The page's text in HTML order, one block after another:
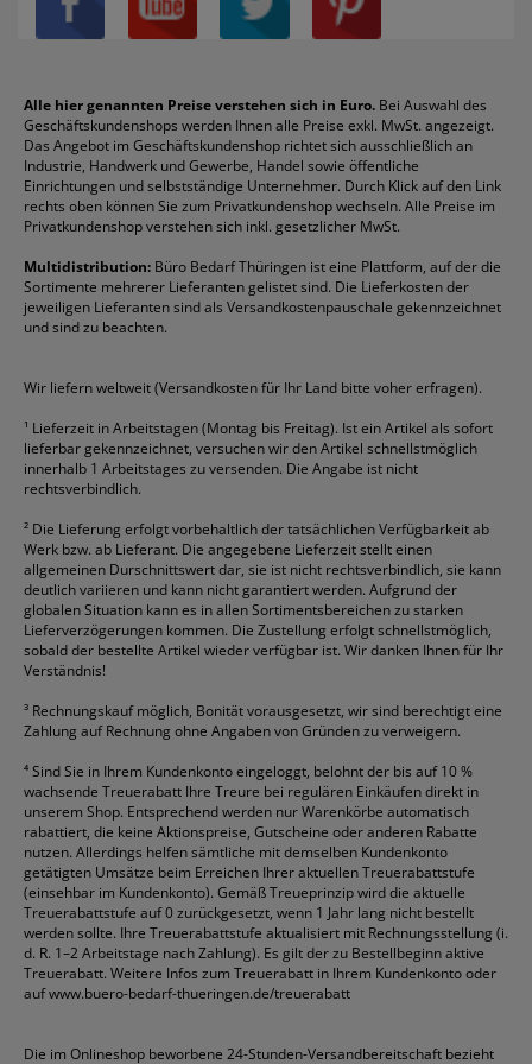
Über uns
Reklamation / Retouren
Vertrag widerrufen (Privatkunden)
Rabatte & Aktionen
Boardmarker
Briefumschläge
Druckerpatronen
Etiketten
Fineliner
Folienschreiber
Formulare
Gelschreiber
Geschäftsbücher
Klebeband
Klemmmappen
Kopierpapier
Korrekturmittel
Kugelschreiber
Mappen
Ordner
Packband
Permanentmarker
Sichthüllen
Taschenrechner
Textmarker
Tintenroller
Tintenpatronen
Toilettenpapier
Toner
Versandmaterial
Versandtaschen
Canon
Durable
DYMO
Edding
Esselte
Faber-Castell
Fellowes
Franken
Fripa
HP
Melitta
Pentel
Pelikan
Pilot
Pritt
Schneider
Stabilo
Staedtler
alle Marken anzeigen
Alle hier genannten Preise verstehen sich in Euro. Bei Auswahl des
Geschäftskundenshops werden Ihnen alle Preise exkl. MwSt. angezeigt.
Das Angebot im Geschäftskundenshop richtet sich ausschließlich an
Industrie, Handwerk und Gewerbe, Handel sowie öffentliche
Einrichtungen und selbstständige Unternehmer. Durch Klick auf den Link
rechts oben können Sie zum Privatkundenshop wechseln. Alle Preise im
Privatkundenshop verstehen sich inkl. gesetzlicher MwSt.
Multidistribution: Büro Bedarf Thüringen ist eine Plattform, auf der die
Sortimente mehrerer Lieferanten gelistet sind. Die Lieferkosten der
jeweiligen Lieferanten sind als Versandkostenpauschale gekennzeichnet
und sind zu beachten.
Wir liefern weltweit (Versandkosten für Ihr Land bitte voher erfragen).
¹ Lieferzeit in Arbeitstagen (Montag bis Freitag). Ist ein Artikel als sofort
lieferbar gekennzeichnet, versuchen wir den Artikel schnellstmöglich
innerhalb 1 Arbeitstages zu versenden. Die Angabe ist nicht
rechtsverbindlich.
² Die Lieferung erfolgt vorbehaltlich der tatsächlichen Verfügbarkeit ab
Werk bzw. ab Lieferant. Die angegebene Lieferzeit stellt einen
allgemeinen Durschnittswert dar, sie ist nicht rechtsverbindlich, sie kann
deutlich variieren und kann nicht garantiert werden. Aufgrund der
globalen Situation kann es in allen Sortimentsbereichen zu starken
Lieferverzögerungen kommen. Die Zustellung erfolgt schnellstmöglich,
sobald der bestellte Artikel wieder verfügbar ist. Wir danken Ihnen für Ihr
Verständnis!
³ Rechnungskauf möglich, Bonität vorausgesetzt, wir sind berechtigt eine
Zahlung auf Rechnung ohne Angaben von Gründen zu verweigern.
⁴Sind Sie in Ihrem Kundenkonto eingeloggt, belohnt der bis auf 10 %
wachsende Treuerabatt Ihre Treure bei regulären Einkäufen direkt in
unserem Shop. Entsprechend werden nur Warenkörbe automatisch
rabattiert, die keine Aktionspreise, Gutscheine oder anderen Rabatte
nutzen. Allerdings helfen sämtliche mit demselben Kundenkonto
getätigten Umsätze beim Erreichen Ihrer aktuellen Treuerabattstufe
(einsehbar im Kundenkonto). Gemäß Treueprinzip wird die aktuelle
Treuerabattstufe auf 0 zurückgesetzt, wenn 1 Jahr lang nicht bestellt
werden sollte. Ihre Treuerabattstufe aktualisiert mit Rechnungsstellung (i.
d. R. 1–2 Arbeitstage nach Zahlung). Es gilt der zu Bestellbeginn aktive
Treuerabatt. Weitere Infos zum Treuerabatt in Ihrem Kundenkonto oder
aufwww.buero-bedarf-thueringen.de/treuerabatt
Die im Onlineshop beworbene 24-Stunden-Versandbereitschaft bezieht